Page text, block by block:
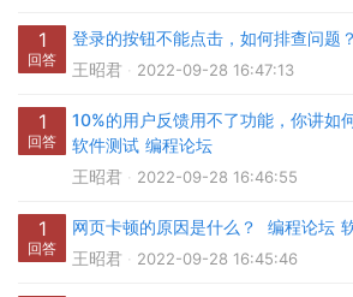
1
回答
登录的按钮不能点击，如何排查问题？
王昭君
2022-09-28 16:47:13
1
回答
10%的用户反馈用不了功能，你讲如
软件测试 编程论坛
王昭君
2022-09-28 16:46:55
1
回答
网页卡顿的原因是什么？ 编程论坛
王昭君
2022-09-28 16:45:46